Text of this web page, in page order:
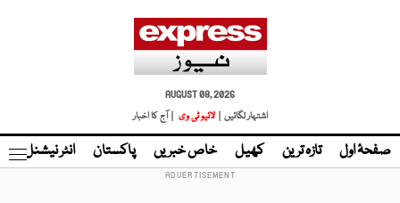
AUGUST 08, 2026
اشتہار لگائیں |
لائیو ٹی وی | آج کا اخبار
صفحۂ اول تازہ ترین کھیل خاص خبریں پاکستان انٹر نیشنل